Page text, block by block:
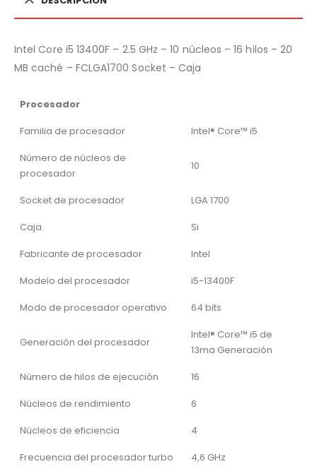
Intel Core i5 13400F – 2.5 GHz – 10 núcleos – 16 hilos – 20
MB caché – FCLGA1700 Socket – Caja
Procesador
Familia de procesador
Intel® Core™ i5
Número de núcleos de
procesador
10
Socket de procesador
LGA 1700
Caja
Si
Fabricante de procesador
Intel
Modelo del procesador
i5-13400F
Modo de procesador operativo
64 bits
Generación del procesador
Intel® Core™ i5 de
13ma Generación
Número de hilos de ejecución
16
Núcleos de rendimiento
6
Núcleos de eficiencia
4
Frecuencia del procesador turbo
4,6 GHz